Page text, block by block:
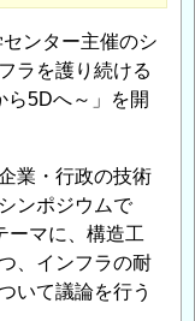
ンター主催のシ
ラを護り続ける
ら5Dへ～」を開
業・行政の技術
ンポジウムで
ーマに、構造工
、インフラの耐
いて議論を行う